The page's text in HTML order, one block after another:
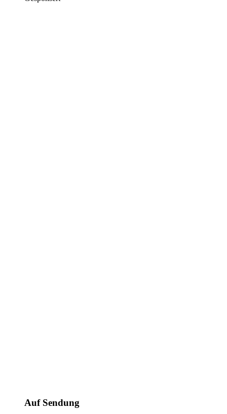
Auf Sendung